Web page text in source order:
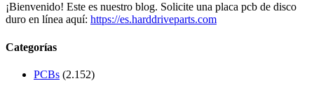
¡Bienvenido! Este es nuestro blog. Solicite una placa pcb de disco
duro en línea aquí: https://es.harddriveparts.com
Categorías
PCBs (2.152)